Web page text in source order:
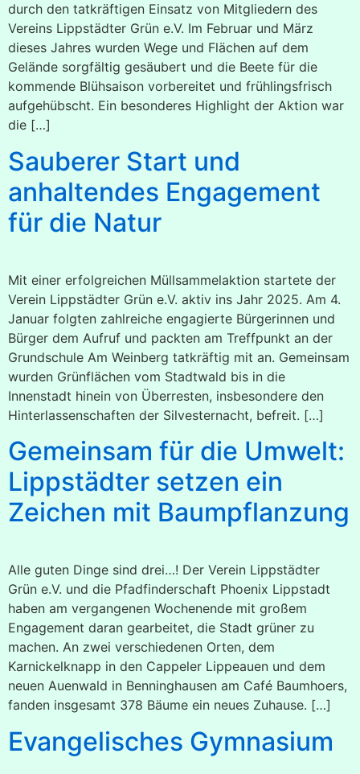
durch den tatkräftigen Einsatz von Mitgliedern des
Vereins Lippstädter Grün e.V. Im Februar und März
dieses Jahres wurden Wege und Flächen auf dem
Gelände sorgfältig gesäubert und die Beete für die
kommende Blühsaison vorbereitet und frühlingsfrisch
aufgehübscht. Ein besonderes Highlight der Aktion war
die […]
Sauberer Start und
anhaltendes Engagement
für die Natur
Mit einer erfolgreichen Müllsammelaktion startete der
Verein Lippstädter Grün e.V. aktiv ins Jahr 2025. Am 4.
Januar folgten zahlreiche engagierte Bürgerinnen und
Bürger dem Aufruf und packten am Treffpunkt an der
Grundschule Am Weinberg tatkräftig mit an. Gemeinsam
wurden Grünflächen vom Stadtwald bis in die
Innenstadt hinein von Überresten, insbesondere den
Hinterlassenschaften der Silvesternacht, befreit. […]
Gemeinsam für die Umwelt:
Lippstädter setzen ein
Zeichen mit Baumpflanzung
Alle guten Dinge sind drei…! Der Verein Lippstädter
Grün e.V. und die Pfadfinderschaft Phoenix Lippstadt
haben am vergangenen Wochenende mit großem
Engagement daran gearbeitet, die Stadt grüner zu
machen. An zwei verschiedenen Orten, dem
Karnickelknapp in den Cappeler Lippeauen und dem
neuen Auenwald in Benninghausen am Café Baumhoers,
fanden insgesamt 378 Bäume ein neues Zuhause. […]
Evangelisches Gymnasium